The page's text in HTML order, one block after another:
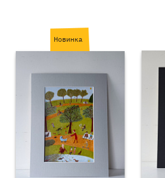
Новинка